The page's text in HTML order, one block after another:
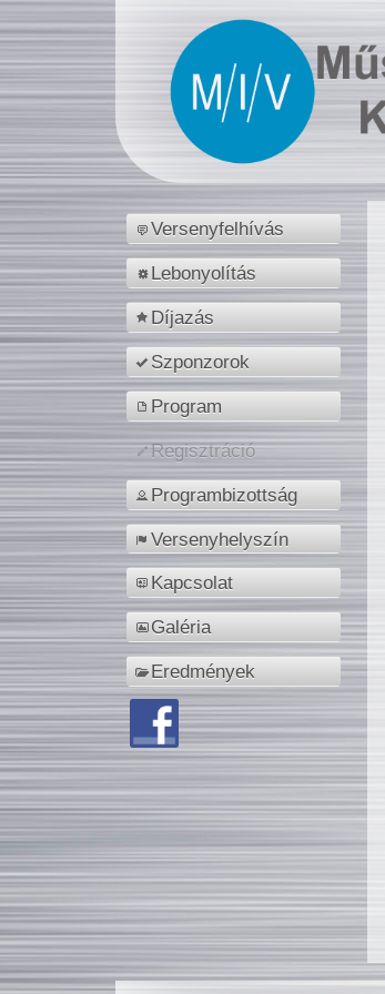
Versenyfelhívás
Lebonyolítás
Díjazás
Szponzorok
Program
Regisztráció
Programbizottság
Versenyhelyszín
Kapcsolat
Galéria
Eredmények